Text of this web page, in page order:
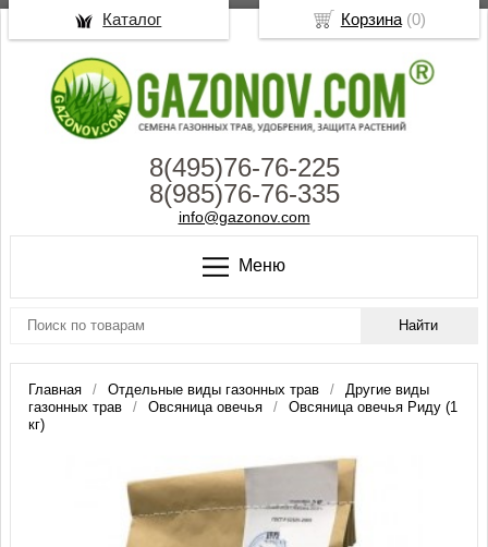
8(495)76-76-225
8(985)76-76-335
info@gazonov.com
Меню
Главная Отдельные виды газонных трав
Другие виды
газонных трав
Овсяница овечья
Овсяница овечья Риду (1
кг)
Корзина(0)
Каталог